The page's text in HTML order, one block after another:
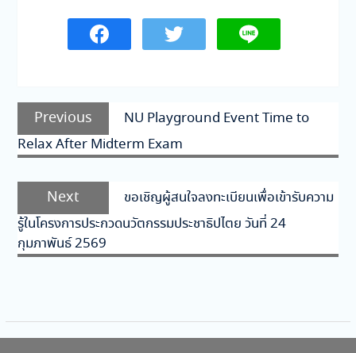
แนะแนว
เรื่อง
Previous
Previous
post:
NU Playground Event Time to
Relax After Midterm Exam
Next
Next
post:
ขอเชิญผู้สนใจลงทะเบียนเพื่อเข้ารับความ
รู้ในโครงการประกวดนวัตกรรมประชาธิปไตย วันที่ 24
กุมภาพันธ์ 2569